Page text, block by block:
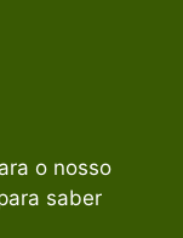
o nosso
saber